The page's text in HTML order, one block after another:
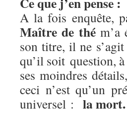
A la fois enquête,
Maître de thém’a
son titre, il ne
qu’il soit question,
ses moindres
ceci n’est qu’un
universel : la mort.